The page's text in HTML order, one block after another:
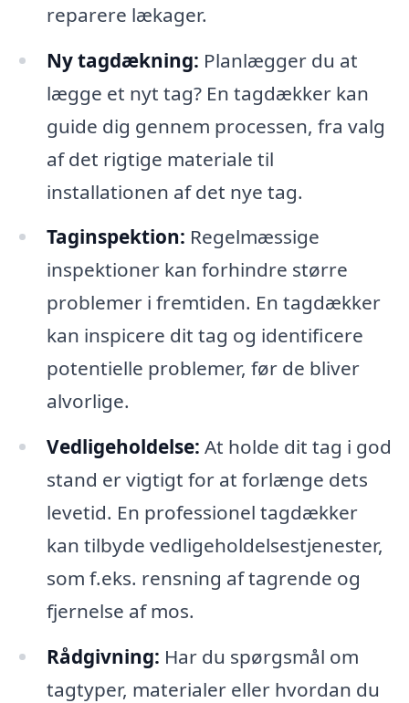
reparere lækager.
Ny tagdækning: Planlægger du at
lægge et nyt tag? En tagdækker kan
guide dig gennem processen, fra valg
af det rigtige materiale til
installationen af det nye tag.
Taginspektion: Regelmæssige
inspektioner kan forhindre større
problemer i fremtiden. En tagdækker
kan inspicere dit tag og identificere
potentielle problemer, før de bliver
alvorlige.
Vedligeholdelse: At holde dit tag i god
stand er vigtigt for at forlænge dets
levetid. En professionel tagdækker
kan tilbyde vedligeholdelsestjenester,
som f.eks. rensning af tagrende og
fjernelse af mos.
Rådgivning: Har du spørgsmål om
tagtyper, materialer eller hvordan du